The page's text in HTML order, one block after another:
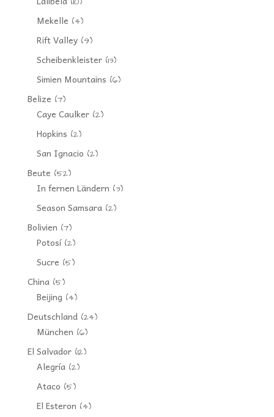
Mekelle (4)
Rift Valley(9)
Scheibenkleister(13)
Simien Mountains (6)
Belize (7)
Caye Caulker(2)
Hopkins (2)
San Ignacio (2)
Beute (52)
In fernen Ländern (3)
Season Samsara(2)
Bolivien (7)
Potosí(2)
Sucre (5)
China(5)
Beijing (4)
Deutschland(24)
München (6)
El Salvador(12)
Alegría(2)
Ataco (5)
El Esteron (4)